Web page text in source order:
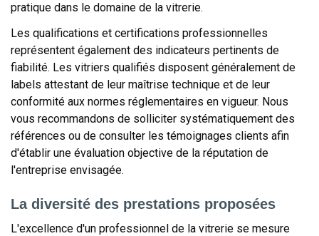
pratique dans le domaine de la vitrerie.
Les qualifications et certifications professionnelles
représentent également des indicateurs pertinents de
fiabilité. Les vitriers qualifiés disposent généralement de
labels attestant de leur maîtrise technique et de leur
conformité aux normes réglementaires en vigueur. Nous
vous recommandons de solliciter systématiquement des
références ou de consulter les témoignages clients afin
d'établir une évaluation objective de la réputation de
l'entreprise envisagée.
La diversité des prestations proposées
L'excellence d'un professionnel de la vitrerie se mesure